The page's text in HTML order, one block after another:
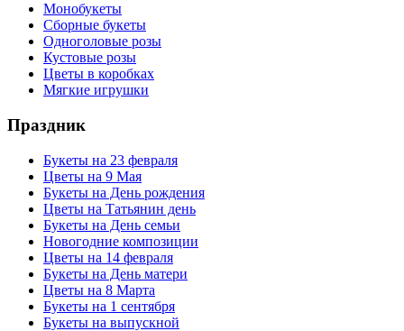
Монобукеты
Сборные букеты
Одноголовые розы
Кустовые розы
Цветы в коробках
Мягкие игрушки
Праздник
Букеты на 23 февраля
Цветы на 9 Мая
Букеты на День рождения
Цветы на Татьянин день
Букеты на День семьи
Новогодние композиции
Цветы на 14 февраля
Букеты на День матери
Цветы на 8 Марта
Букеты на 1 сентября
Букеты на выпускной